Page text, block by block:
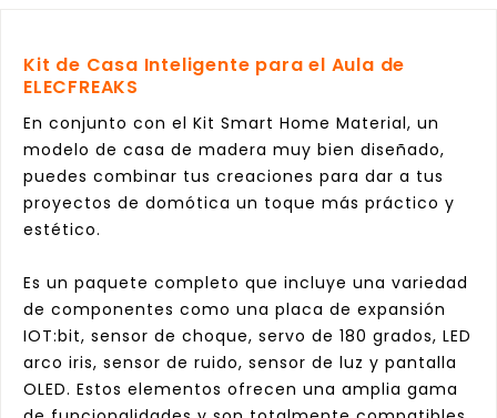
Kit de Casa Inteligente para el Aula de
ELECFREAKS
En conjunto con el Kit Smart Home Material, un
modelo de casa de madera muy bien diseñado,
puedes combinar tus creaciones para dar a tus
proyectos de domótica un toque más práctico y
estético.
Es un paquete completo que incluye una variedad
de componentes como una placa de expansión
IOT:bit, sensor de choque, servo de 180 grados, LED
arco iris, sensor de ruido, sensor de luz y pantalla
OLED. Estos elementos ofrecen una amplia gama